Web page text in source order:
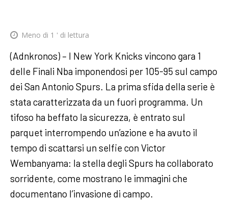
Meno di 1 ' di lettura
(Adnkronos) – I New York Knicks vincono gara 1
delle Finali Nba imponendosi per 105-95 sul campo
dei San Antonio Spurs. La prima sfida della serie è
stata caratterizzata da un fuori programma. Un
tifoso ha beffato la sicurezza, è entrato sul
parquet interrompendo un’azione e ha avuto il
tempo di scattarsi un selfie con Victor
Wembanyama: la stella degli Spurs ha collaborato
sorridente, come mostrano le immagini che
documentano l’invasione di campo.